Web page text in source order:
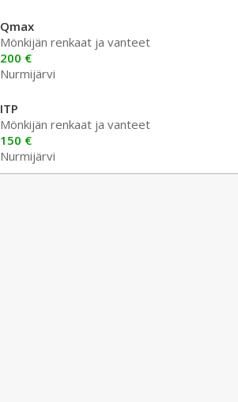
Qmax
Mönkijän renkaat ja vanteet
200 €
Nurmijärvi
ITP
Mönkijän renkaat ja vanteet
150 €
Nurmijärvi